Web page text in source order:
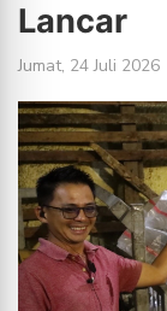
Lancar
Jumat, 24 Juli 2026